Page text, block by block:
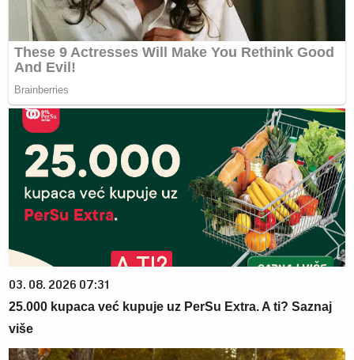
03. 08. 2026 07:31
25.000 kupaca već kupuje uz PerSu Extra. A ti? Saznaj
više